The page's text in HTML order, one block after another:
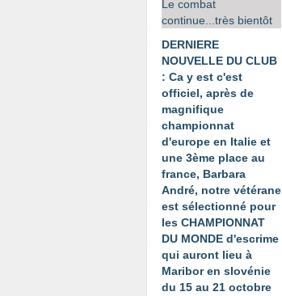
DERNIERE
NOUVELLE DU CLUB
: Ca y est c'est
officiel, après de
magnifique
championnat
d'europe en Italie et
une 3ème place au
france, Barbara
André, notre vétérane
est sélectionné pour
les CHAMPIONNAT
DU MONDE d'escrime
qui auront lieu à
Maribor en slovénie
du 15 au 21 octobre